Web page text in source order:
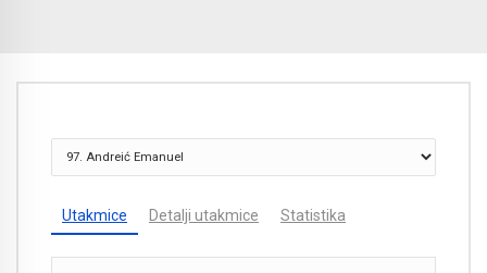
Utakmice Detalji utakmice Statistika